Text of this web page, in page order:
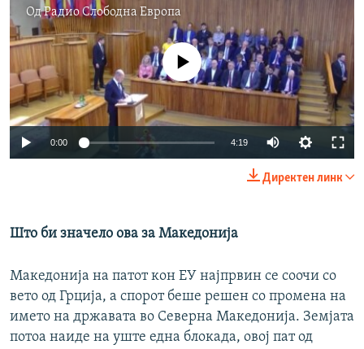
ОдРадио Слободна Eвропа
No media source currently available
0:00 4:19
1080p
Директен линк
Што би значело ова за Македонија
Македонија на патот кон ЕУ најпрвин се соочи со
вето од Грција, а спорот беше решен со промена на
името на државата во Северна Македонија. Земјата
потоа наиде на уште една блокада, овој пат од